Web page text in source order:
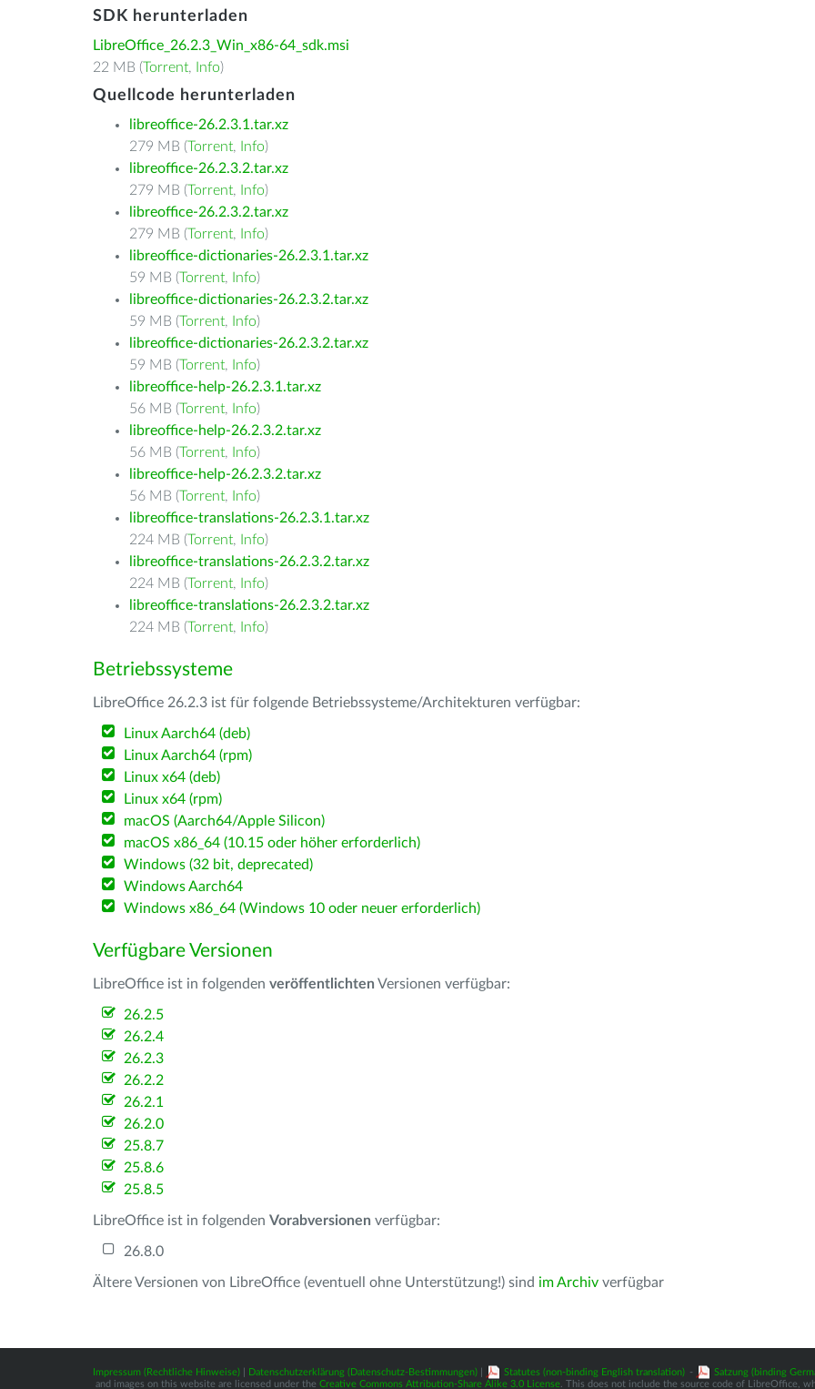
SDK herunterladen
LibreOffice_26.2.3_Win_x86-64_sdk.msi
22 MB (Torrent, Info)
Quellcode herunterladen
libreoffice-26.2.3.1.tar.xz
279 MB (Torrent, Info)
libreoffice-26.2.3.2.tar.xz
279 MB (Torrent, Info)
libreoffice-26.2.3.2.tar.xz
279 MB (Torrent, Info)
libreoffice-dictionaries-26.2.3.1.tar.xz
59 MB (Torrent, Info)
libreoffice-dictionaries-26.2.3.2.tar.xz
59 MB (Torrent, Info)
libreoffice-dictionaries-26.2.3.2.tar.xz
59 MB (Torrent, Info)
libreoffice-help-26.2.3.1.tar.xz
56 MB (Torrent, Info)
libreoffice-help-26.2.3.2.tar.xz
56 MB (Torrent, Info)
libreoffice-help-26.2.3.2.tar.xz
56 MB (Torrent, Info)
libreoffice-translations-26.2.3.1.tar.xz
224 MB (Torrent, Info)
libreoffice-translations-26.2.3.2.tar.xz
224 MB (Torrent, Info)
libreoffice-translations-26.2.3.2.tar.xz
224 MB (Torrent, Info)
Betriebssysteme
LibreOffice 26.2.3 ist für folgende Betriebssysteme/Architekturen verfügbar:
Linux Aarch64 (deb)
Linux Aarch64 (rpm)
Linux x64 (deb)
Linux x64 (rpm)
macOS (Aarch64/Apple Silicon)
macOS x86_64 (10.15 oder höher erforderlich)
Windows (32 bit, deprecated)
Windows Aarch64
Windows x86_64 (Windows 10 oder neuer erforderlich)
Verfügbare Versionen
LibreOffice ist in folgenden veröffentlichten Versionen verfügbar:
26.2.5
26.2.4
26.2.3
26.2.2
26.2.1
26.2.0
25.8.7
25.8.6
25.8.5
LibreOffice ist in folgenden Vorabversionen verfügbar:
26.8.0
Ältere Versionen von LibreOffice (eventuell ohne Unterstützung!) sind im Archiv verfügbar
Impressum (Rechtliche Hinweise) Datenschutzerklärung (Datenschutz-Bestimmungen) Statutes (non-binding English translation) - Satzung (binding
and images on this website are licensed under the Creative Commons Attribution-Share Alike 3.0 License. This does not include the source code of LibreOffice,